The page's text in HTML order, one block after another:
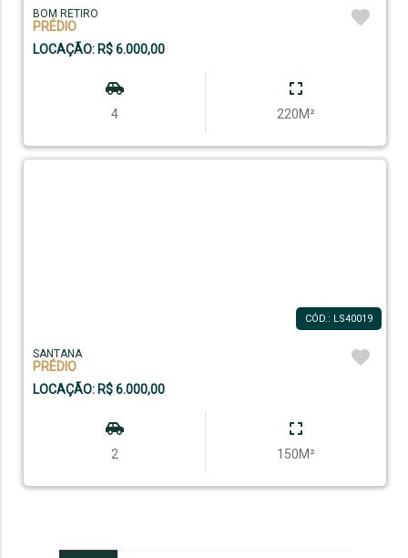
BOM RETIRO
PRÉDIO
LOCAÇÃO: R$ 6.000,00
4 220M²
CÓD.: LS40019
SANTANA
PRÉDIO
LOCAÇÃO: R$ 6.000,00
2 150M²